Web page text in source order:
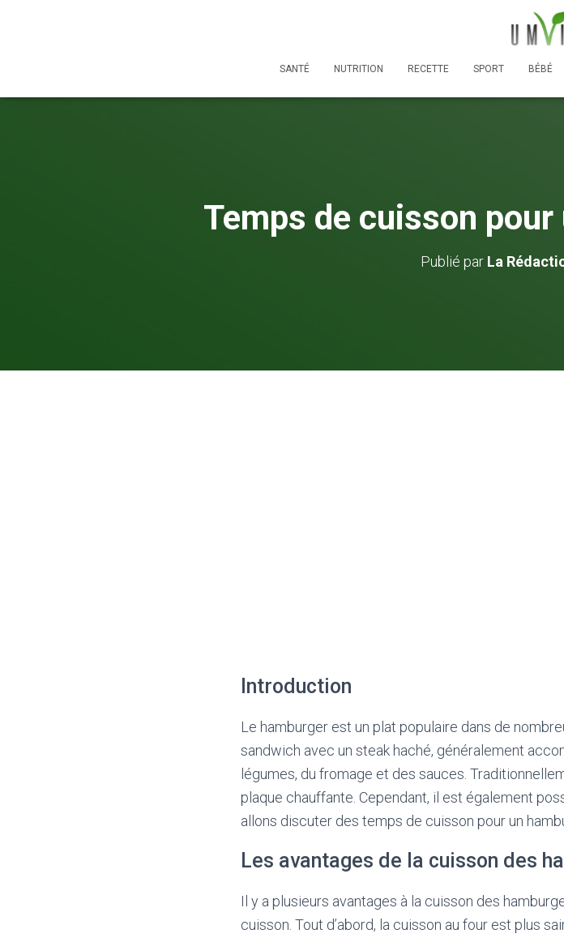
SANTÉ NUTRITION RECETTE SPORT BÉBÉ
Temps de cuisson
Publié par La
Introduction
Le hamburger est un plat populaire dans de
sandwich avec un steak haché, généralement
légumes, du fromage et des sauces.
plaque chauffante. Cependant, il est également
allons discuter des temps de cuisson pour un
Les avantages de la cuisson des
Il y a plusieurs avantages à la cuisson des
cuisson. Tout d’abord, la cuisson au four est plus